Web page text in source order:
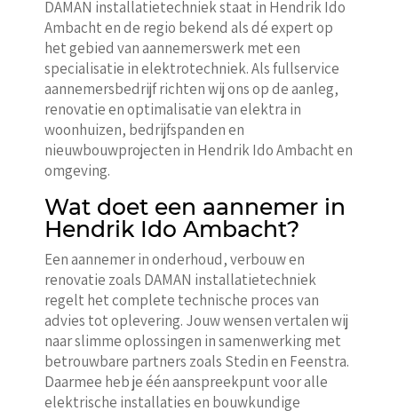
DAMAN installatietechniek staat in Hendrik Ido
Ambacht en de regio bekend als dé expert op
het gebied van aannemerswerk met een
specialisatie in elektrotechniek. Als fullservice
aannemersbedrijf richten wij ons op de aanleg,
renovatie en optimalisatie van elektra in
woonhuizen, bedrijfspanden en
nieuwbouwprojecten in Hendrik Ido Ambacht en
omgeving.
Wat doet een aannemer in
Hendrik Ido Ambacht?
Een aannemer in onderhoud, verbouw en
renovatie zoals DAMAN installatietechniek
regelt het complete technische proces van
advies tot oplevering. Jouw wensen vertalen wij
naar slimme oplossingen in samenwerking met
betrouwbare partners zoals Stedin en Feenstra.
Daarmee heb je één aanspreekpunt voor alle
elektrische installaties en bouwkundige